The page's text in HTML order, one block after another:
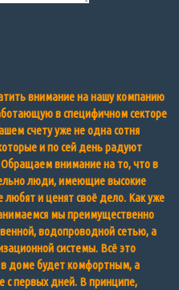
внимание на нашу компанию
в специфичном секторе
счету уже не одна сотня
и по сей день радуют
Обращаем внимание на то, что в
люди, имеющие высокие
и ценят своё дело. Как уже
мы преимущественно
водопроводной сетью, а
системы. Всё это
в доме будет комфортным, а
с первых дней. В принципе,